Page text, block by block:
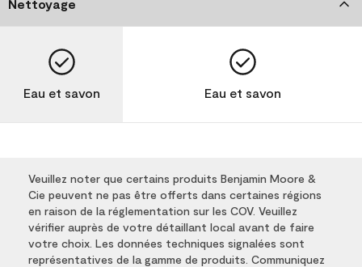
Nettoyage
Eau et savon Eau et savon
Veuillez noter que certains produits Benjamin Moore &
Cie peuvent ne pas être offerts dans certaines régions
en raison de la réglementation sur les COV. Veuillez
vérifier auprès de votre détaillant local avant de faire
votre choix. Les données techniques signalées sont
représentatives de la gamme de produits. Communiquez